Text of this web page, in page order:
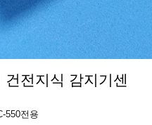
전지식 감지기센
550전용